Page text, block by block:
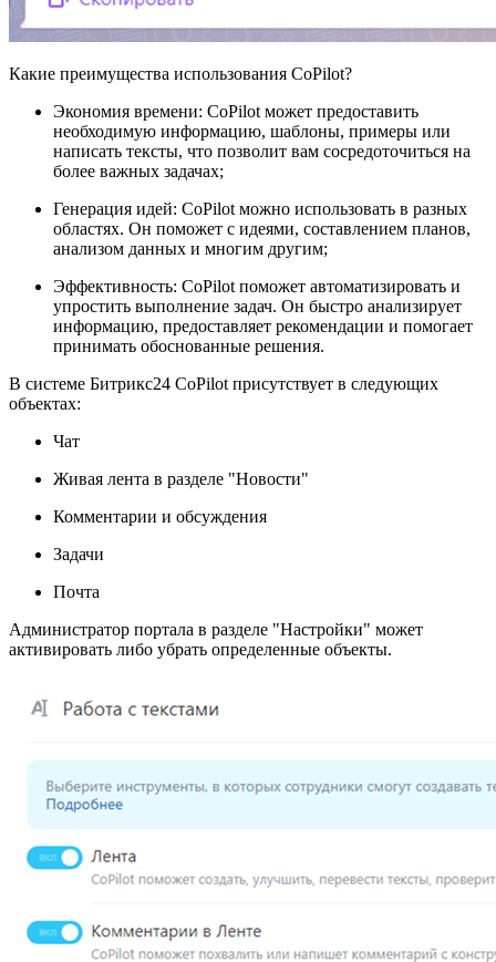
Какие преимущества использования CoPilot?
Экономия времени: CoPilot может предоставить
необходимую информацию, шаблоны, примеры или
написать тексты, что позволит вам сосредоточиться на
более важных задачах;
Генерация идей: CoPilot можно использовать в разных
областях. Он поможет с идеями, составлением планов,
анализом данных и многим другим;
Эффективность: CoPilot поможет автоматизировать и
упростить выполнение задач. Он быстро анализирует
информацию, предоставляет рекомендации и помогает
принимать обоснованные решения.
В системе Битрикс24 CoPilot присутствует в следующих
объектах:
Чат
Живая лента в разделе "Новости"
Комментарии и обсуждения
Задачи
Почта
Администратор портала в разделе "Настройки" может
активировать либо убрать определенные объекты.